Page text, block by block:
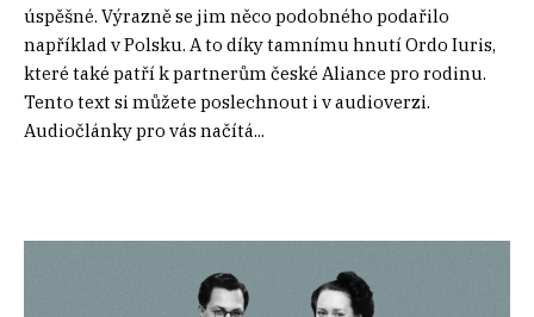
úspěšné. Výrazně se jim něco podobného podařilo
například v Polsku. A to díky tamnímu hnutí Ordo Iuris,
které také patří k partnerům české Aliance pro rodinu.
Tento text si můžete poslechnout i v audioverzi.
Audiočlánky pro vás načítá...